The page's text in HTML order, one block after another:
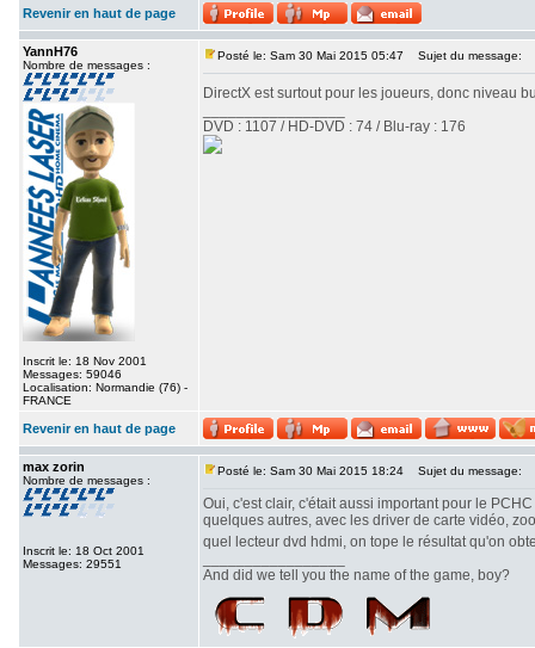
Revenir en haut de page
YannH76
Nombre de messages :
Inscrit le: 18 Nov 2001
Messages: 59046
Localisation: Normandie (76) -
FRANCE
Posté le: Sam 30 Mai 2015 05:47 Sujet du message:
DirectX est surtout pour les joueurs, donc niveau
DVD : 1107 / HD-DVD : 74 / Blu-ray : 176
Revenir en haut de page
max zorin
Nombre de messages :
Inscrit le: 18 Oct 2001
Messages: 29551
Posté le: Sam 30 Mai 2015 18:24 Sujet du message:
Oui, c'est clair, c'était aussi important pour le
quelques autres, avec les driver de carte vidéo,
quel lecteur dvd hdmi, on tope le résultat qu'on
And did we tell you the name of the game, boy?